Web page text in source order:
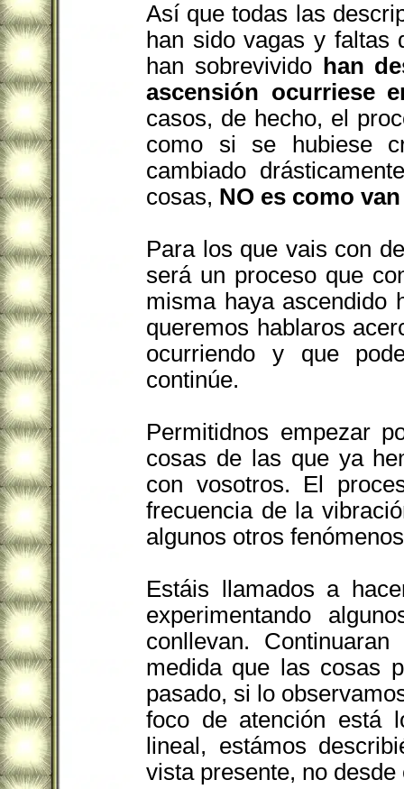
Así que todas las
han sido vagas y faltas
han sobrevivido
han
ascensión ocurriese
casos, de hecho, el
como si se hubiese
cambiado
cosas, NO es como
Para los que vais con
será un proceso que
misma haya ascendido
queremos hablaros
ocurriendo y que
continúe.
Permitidnos empezar
cosas de las que ya
con vosotros. El
frecuencia de la
algunos otros
Estáis llamados a
experimentando
conllevan.
medida que las cosas
pasado, si lo
foco de atención está
lineal, estámos
vista presente, no desde